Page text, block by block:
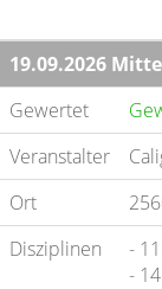
19.09.2026
Gewertet
Veranstalter
Ort
Disziplinen
-
-